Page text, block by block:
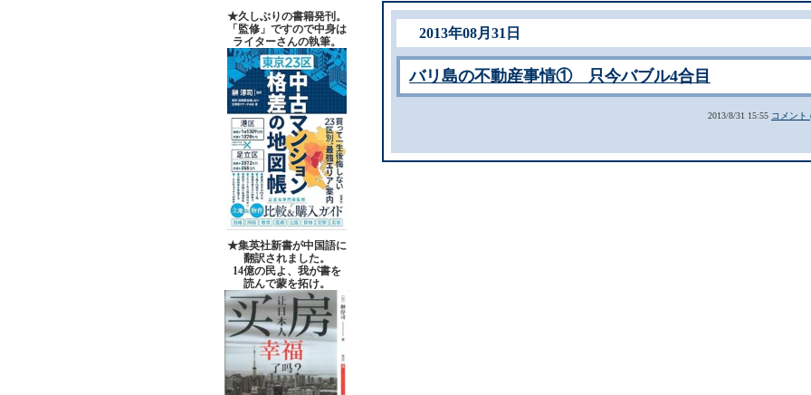
★久しぶりの書籍発刊。
「監修」ですので中身は
ライターさんの執筆。
★集英社新書が中国語に
翻訳されました。
14億の民よ、我が書を
読んで蒙を拓け。
2013年08月31日
バリ島の不動産事情① 只今バブル4合目
2013/8/31 15:55 コメント